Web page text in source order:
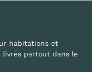
habitations et
livrés partout dans le